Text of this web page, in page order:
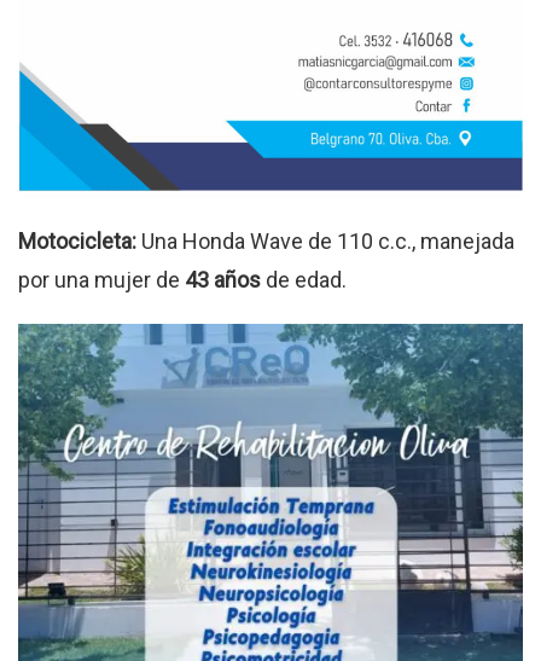
Motocicleta: Una Honda Wave de 110 c.c., manejada
por una mujer de 43 años de edad.